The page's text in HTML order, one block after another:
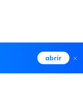
abrir